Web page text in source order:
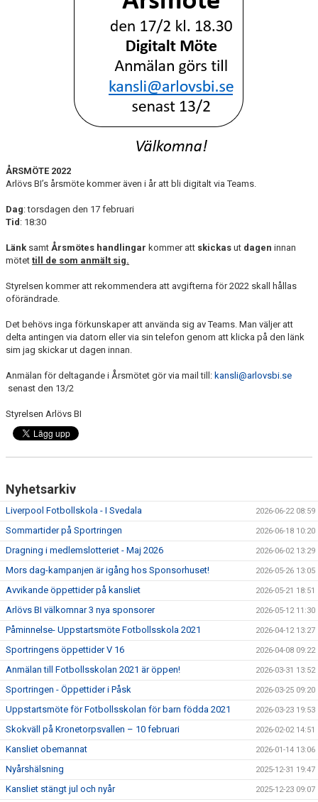
VÅRA KLUBBKLÄDER
ÅRSMÖTE 2022
Arlövs BI’s årsmöte kommer även i år att bli digitalt via Teams.
Dag: torsdagen den 17 februari
Tid : 18:30
Länk samt Årsmötes handlingar kommer att skickas ut dagen innan
mötet till de som anmält sig.
Styrelsen kommer att rekommendera att avgifterna för 2022 skall hållas
oförändrade.
Det behövs inga förkunskaper att använda sig av Teams. Man väljer att
delta antingen via datorn eller via sin telefon genom att klicka på den länk
sim jag skickar ut dagen innan.
Anmälan för deltagande i Årsmötet gör via mail till: kansli@arlovsbi.se
senast den 13/2
Styrelsen Arlövs BI
Nyhetsarkiv
Liverpool Fotbollskola - I Svedala 2026-06-22 08:59
Sommartider på Sportringen 2026-06-18 10:20
Dragning i medlemslotteriet - Maj 2026 2026-06-02 13:29
Mors dag-kampanjen är igång hos Sponsorhuset! 2026-05-26 13:05
Avvikande öppettider på kansliet 2026-05-21 18:51
Arlövs BI välkomnar 3 nya sponsorer 2026-05-12 11:30
Påminnelse- Uppstartsmöte Fotbollsskola 2021 2026-04-12 13:27
Sportringens öppettider V 16 2026-04-08 09:22
Anmälan till Fotbollsskolan 2021 är öppen! 2026-03-31 13:52
Sportringen - Öppettider i Påsk 2026-03-25 09:20
Uppstartsmöte för Fotbollsskolan för barn födda 2021 2026-03-23 19:53
Skokväll på Kronetorpsvallen – 10 februari 2026-02-02 14:51
Kansliet obemannat 2026-01-14 13:06
Nyårshälsning 2025-12-31 19:47
Kansliet stängt jul och nyår 2025-12-23 09:07